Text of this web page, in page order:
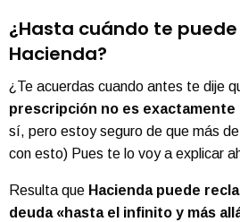
¿Hasta cuándo te
Hacienda?
¿Te acuerdas cuando antes te dije
prescripción no es exactamente
sí, pero estoy seguro de que más
con esto) Pues te lo voy a explicar
Resulta que Hacienda puede
deuda «hasta el infinito y más